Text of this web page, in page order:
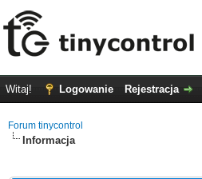
Witaj! Logowanie Rejestracja
Forum tinycontrol
Informacja